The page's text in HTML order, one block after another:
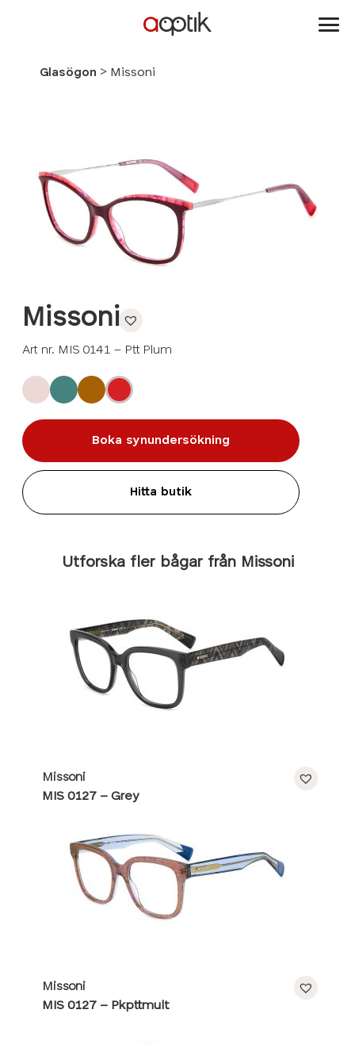
Glasögon > Missoni
Missoni
Art nr. MIS 0141 – Ptt Plum
Boka synundersökning
Hitta butik
Utforska fler bågar från Missoni
Missoni
MIS 0127 – Grey
Missoni
MIS 0127 – Pkpttmult